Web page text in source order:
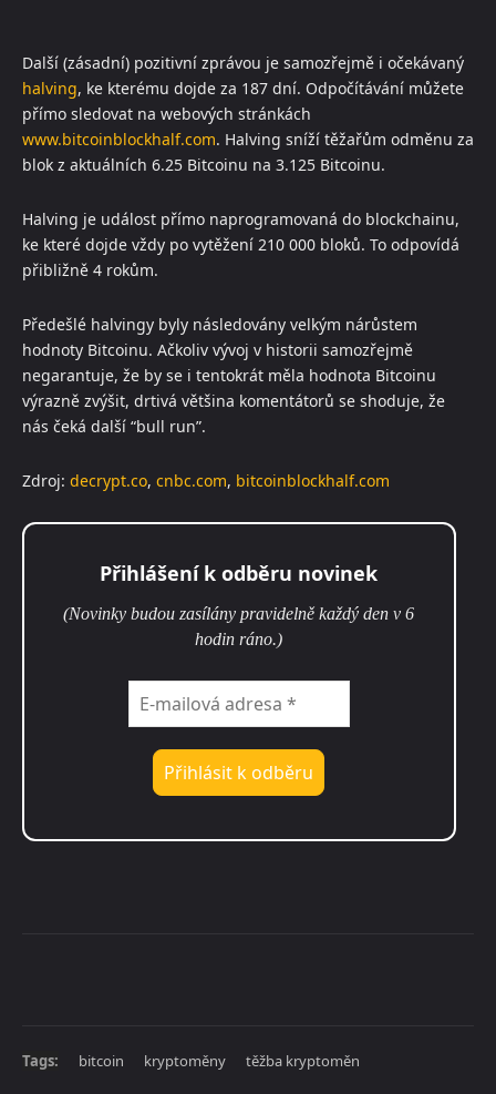
Další (zásadní) pozitivní zprávou je samozřejmě i očekávaný
halving, ke kterému dojde za 187 dní. Odpočítávání můžete
přímo sledovat na webových stránkách
www.bitcoinblockhalf.com. Halving sníží těžařům odměnu za
blok z aktuálních 6.25 Bitcoinu na 3.125 Bitcoinu.
Halving je událost přímo naprogramovaná do blockchainu,
ke které dojde vždy po vytěžení 210 000 bloků. To odpovídá
přibližně 4 rokům.
Předešlé halvingy byly následovány velkým nárůstem
hodnoty Bitcoinu. Ačkoliv vývoj v historii samozřejmě
negarantuje, že by se i tentokrát měla hodnota Bitcoinu
výrazně zvýšit, drtivá většina komentátorů se shoduje, že
nás čeká další “bull run”.
Zdroj: decrypt.co, cnbc.com, bitcoinblockhalf.com
Přihlášení k odběru novinek
(Novinky budou zasílány pravidelně každý den v 6
hodin ráno.)
Tags: bitcoin kryptoměny těžba kryptoměn